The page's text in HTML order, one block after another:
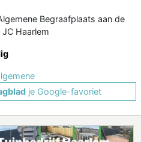
Begraafplaats aan de
Haarlem
je Google-favoriet